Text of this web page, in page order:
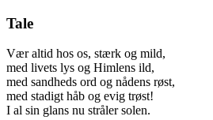
Tale
Vær altid hos os, stærk og mild,
med livets lys og Himlens ild,
med sandheds ord og nådens røst,
med stadigt håb og evig trøst!
I al sin glans nu stråler solen.